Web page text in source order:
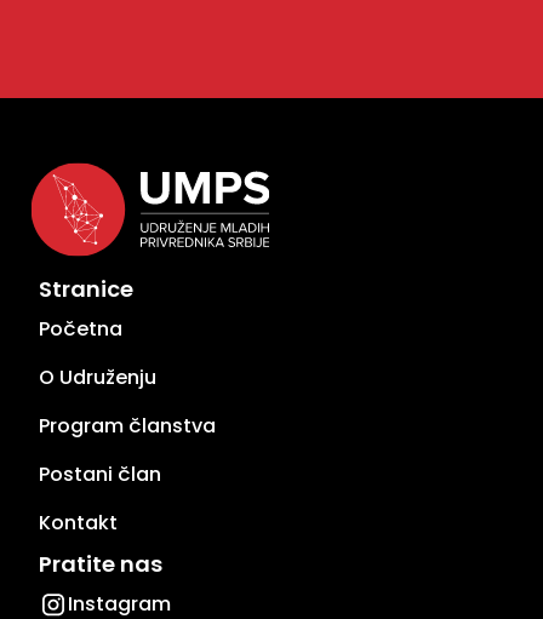
Stranice
Početna
O Udruženju
Program članstva
Postani član
Kontakt
Pratite nas
Instagram